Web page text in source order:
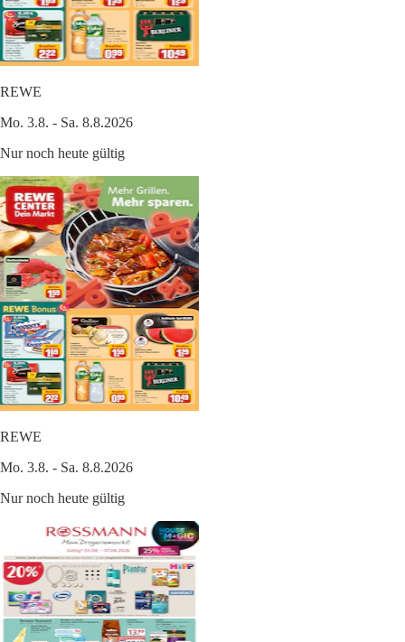
REWE
Mo. 3.8. - Sa. 8.8.2026
Nur noch heute gültig
REWE
Mo. 3.8. - Sa. 8.8.2026
Nur noch heute gültig